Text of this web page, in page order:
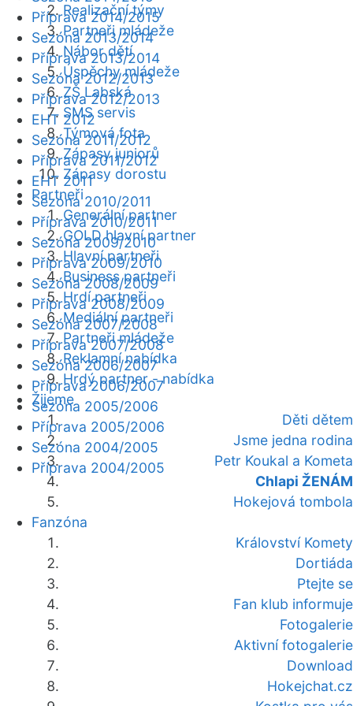
Realizační týmy
Partneři mládeže
Nábor dětí
Úspěchy mládeže
ZŠ Labská
SMS servis
Týmová fota
Zápasy juniorů
Zápasy dorostu
Partneři
Generální partner
GOLD hlavní partner
Hlavní partneři
Business partneři
Hrdí partneři
Mediální partneři
Partneři mládeže
Reklamní nabídka
Hrdý partner - nabídka
Žijeme
Děti dětem
Jsme jedna rodina
Petr Koukal a Kometa
Chlapi ŽENÁM
Hokejová tombola
Fanzóna
Království Komety
Dortiáda
Ptejte se
Fan klub informuje
Fotogalerie
Aktivní fotogalerie
Download
Hokejchat.cz
Příprava 2014/2015
Sezóna 2013/2014
Příprava 2013/2014
Sezóna 2012/2013
Příprava 2012/2013
EHT 2012
Sezóna 2011/2012
Příprava 2011/2012
EHT 2011
Sezóna 2010/2011
Příprava 2010/2011
Sezóna 2009/2010
Příprava 2009/2010
Sezóna 2008/2009
Příprava 2008/2009
Sezóna 2007/2008
Příprava 2007/2008
Sezóna 2006/2007
Příprava 2006/2007
Sezóna 2005/2006
Příprava 2005/2006
Sezóna 2004/2005
Příprava 2004/2005